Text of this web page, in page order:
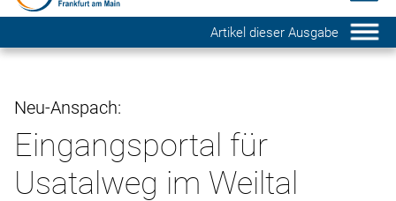
Artikel dieser Ausgabe
Neu-Anspach:
Eingangsportal für
Usatalweg im Weiltal